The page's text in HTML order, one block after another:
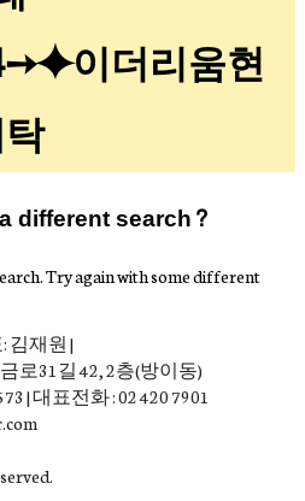
이더리움현
different search?
Try again with some different
김재원 |
로31길 42, 2층(방이동)
| 대표전화 : 02 420 7901